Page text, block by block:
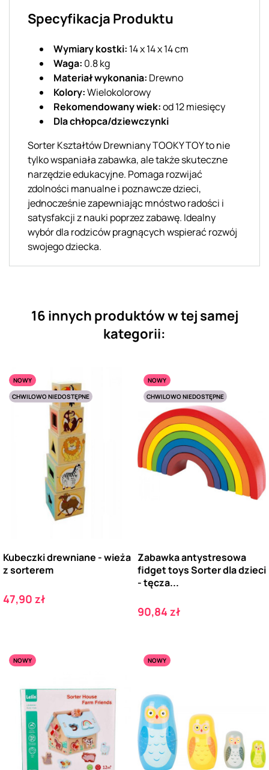
Specyfikacja Produktu
Wymiary kostki: 14 x 14 x 14 cm
Waga: 0.8 kg
Materiał wykonania: Drewno
Kolory:Wielokolorowy
Rekomendowany wiek:od 12 miesięcy
Dla chłopca/dziewczynki
Sorter Kształtów Drewniany TOOKY TOY to nie
tylko wspaniała zabawka, ale także skuteczne
narzędzie edukacyjne. Pomaga rozwijać
zdolności manualne i poznawcze dzieci,
jednocześnie zapewniając mnóstwo radości i
satysfakcji z nauki poprzez zabawę. Idealny
wybór dla rodziców pragnących wspierać rozwój
swojego dziecka.
16 innych produktów w tej samej
kategorii:
NOWY
CHWILOWO NIEDOSTĘPNE
Kubeczki drewniane - wieża
z sorterem
Cena
47,90 zł
NOWY
CHWILOWO NIEDOSTĘPNE
Zabawka antystresowa
fidget toys Sorter dla dzieci
- tęcza...
Cena
90,84 zł
NOWY NOWY